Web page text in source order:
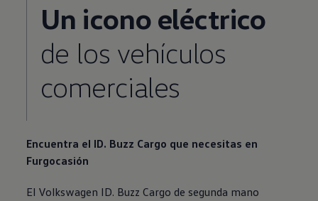
Un icono eléctrico
de los vehículos
comerciales
Encuentra el ID. Buzz Cargo que necesitas en
Furgocasión
El Volkswagen ID. Buzz Cargo de segunda mano